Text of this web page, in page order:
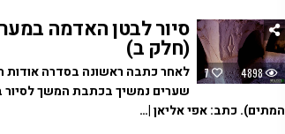
7 4898
סיור לבטן האדמה
(חלק ב)
לאחר כתבה ראשונה בסדרה אודות
שערים נמשיך בכתבת המשך לסיור
המתים). כתב: אפי אליאן |…